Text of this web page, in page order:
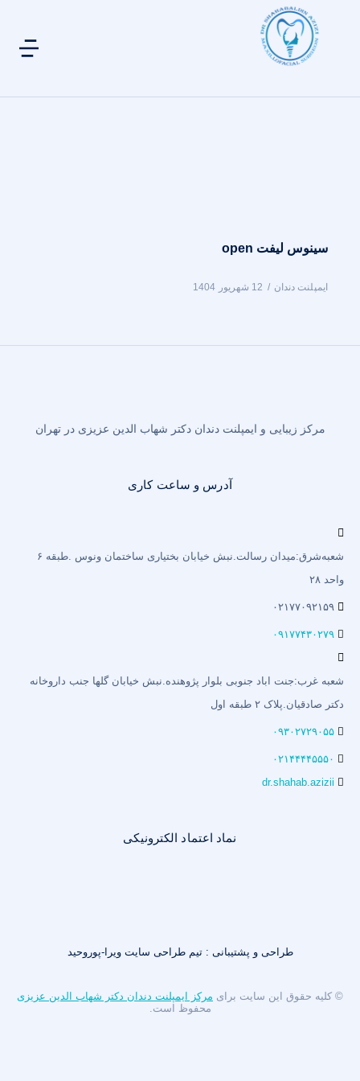
سینوس لیفت open
ایمپلنت دندان 12 شهریور 1404
مرکز زیبایی و ایمپلنت دندان دکتر شهاب الدین عزیزی در تهران
آدرس و ساعت کاری
شعبه‌شرق:میدان رسالت.نبش خیابان بختیاری‌ ساختمان ونوس .طبقه ۶
واحد ۲۸
۰۲۱۷۷۰۹۲۱۵۹
۰۹۱۷۷۴۳۰۲۷۹
شعبه غرب:جنت اباد جنوبی بلوار پژوهنده.نبش خیابان گلها جنب داروخانه
دکتر صادقیان.پلاک ۲ طبقه اول
۰۹۳۰۲۷۲۹۰۵۵
۰۲۱۴۴۴۴۵۵۵۰
dr.shahab.azizii
نماد اعتماد الکترونیکی
© کلیه حقوق این سایت برای مرکز ایمپلنت دندان دکتر شهاب الدین عزیزی
محفوظ است.
طراحی و پشتیبانی : تیم طراحی سایت ویرا-پوروحید